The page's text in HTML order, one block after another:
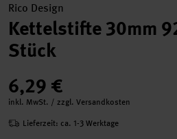
Rico Design
Kettelstifte 30mm
Stück
6,29 €
inkl. MwSt. / zzgl. Versandkosten
Lieferzeit: ca. 1-3 Werktage